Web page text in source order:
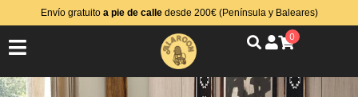
Envío gratuito a pie de calledesde 200€ (Península y Baleares)
0